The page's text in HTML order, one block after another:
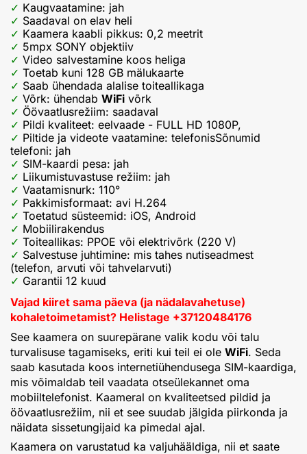
Kaugvaatamine: jah
Saadaval on elav heli
Kaamera kaabli pikkus: 0,2 meetrit
5mpx SONY objektiiv
Video salvestamine koos heliga
Toetab kuni 128 GB mälukaarte
Saab ühendada alalise toiteallikaga
Võrk: ühendab WiFi võrk
Öövaatlusrežiim: saadaval
Pildi kvaliteet: eelvaade - FULL HD 1080P,
Piltide ja videote vaatamine: telefonisSõnumid
telefoni: jah
SIM-kaardi pesa: jah
Liikumistuvastuse režiim: jah
Vaatamisnurk: 110°
Pakkimisformaat: avi H.264
Toetatud süsteemid: iOS, Android
Mobiilirakendus
Toiteallikas: PPOE või elektrivõrk (220 V)
Salvestuse juhtimine: mis tahes nutiseadmest
(telefon, arvuti või tahvelarvuti)
Garantii 12 kuud
Vajad kiiret sama päeva (ja nädalavahetuse)
kohaletoimetamist? Helistage +37120484176
See kaamera on suurepärane valik kodu või talu
turvalisuse tagamiseks, eriti kui teil ei ole WiFi. Seda
saab kasutada koos internetiühendusega SIM-kaardiga,
mis võimaldab teil vaadata otseülekannet oma
mobiiltelefonist. Kaameral on kvaliteetsed pildid ja
öövaatlusrežiim, nii et see suudab jälgida piirkonda ja
näidata sissetungijaid ka pimedal ajal.
Kaamera on varustatud ka valjuhääldiga, nii et saate